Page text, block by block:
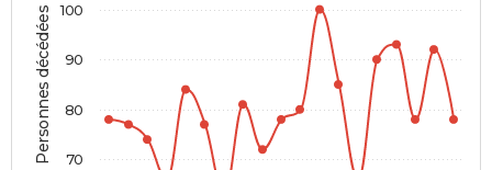
Personnes décédées 70
80
90
100